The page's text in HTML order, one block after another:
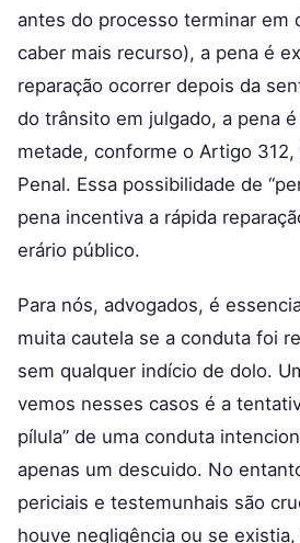
antes do processo terminar em
caber mais recurso), a pena é
reparação ocorrer depois da
do trânsito em julgado, a pena
metade, conforme o Artigo 312,
Penal. Essa possibilidade de
pena incentiva a rápida
erário público.
Para nós, advogados, é
muita cautela se a conduta foi
sem qualquer indício de dolo.
vemos nesses casos é a
pílula” de uma conduta
apenas um descuido. No
periciais e testemunhais são
houve negligência ou se